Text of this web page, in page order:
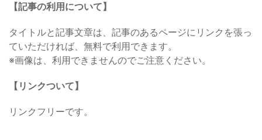
【記事の利用について】
タイトルと記事文章は、記事のあるページにリンクを張っ
ていただければ、無料で利用できます。
※画像は、利用できませんのでご注意ください。
【リンクついて】
リンクフリーです。